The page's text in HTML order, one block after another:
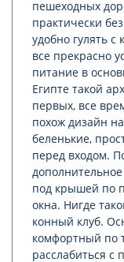
пешеходных
практически
удобно гулять с
все прекрасно
питание в
Египте такой
первых, все
похож дизайн
беленькие,
перед входом.
под крышей по
окна. Нигде
конный клуб.
комфортный по
расслабиться с